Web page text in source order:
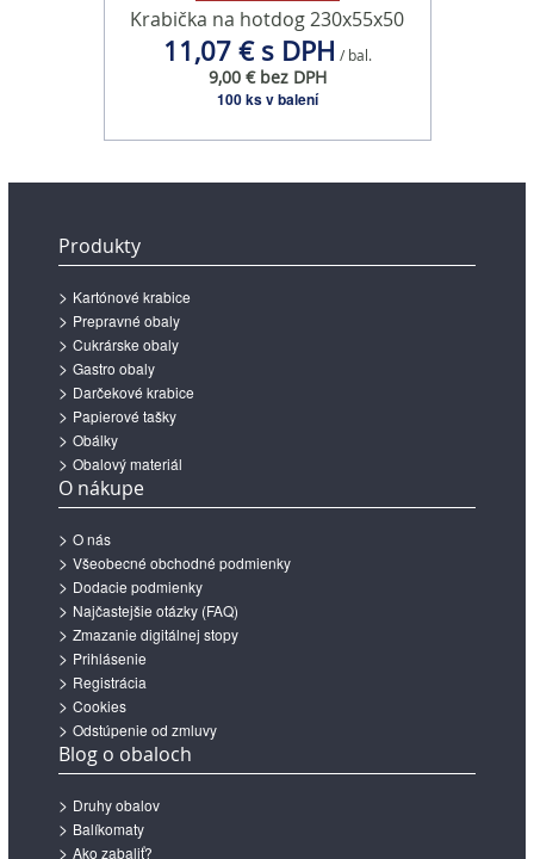
Krabička na hotdog 230x55x50
11,07 € s DPH / bal.
9,00 € bez DPH
100 ks v balení
Produkty
Kartónové krabice
Prepravné obaly
Cukrárske obaly
Gastro obaly
Darčekové krabice
Papierové tašky
Obálky
Obalový materiál
O nákupe
O nás
Všeobecné obchodné podmienky
Dodacie podmienky
Najčastejšie otázky (FAQ)
Zmazanie digitálnej stopy
Prihlásenie
Registrácia
Cookies
Odstúpenie od zmluvy
Blog o obaloch
Druhy obalov
Balíkomaty
Ako zabaliť?